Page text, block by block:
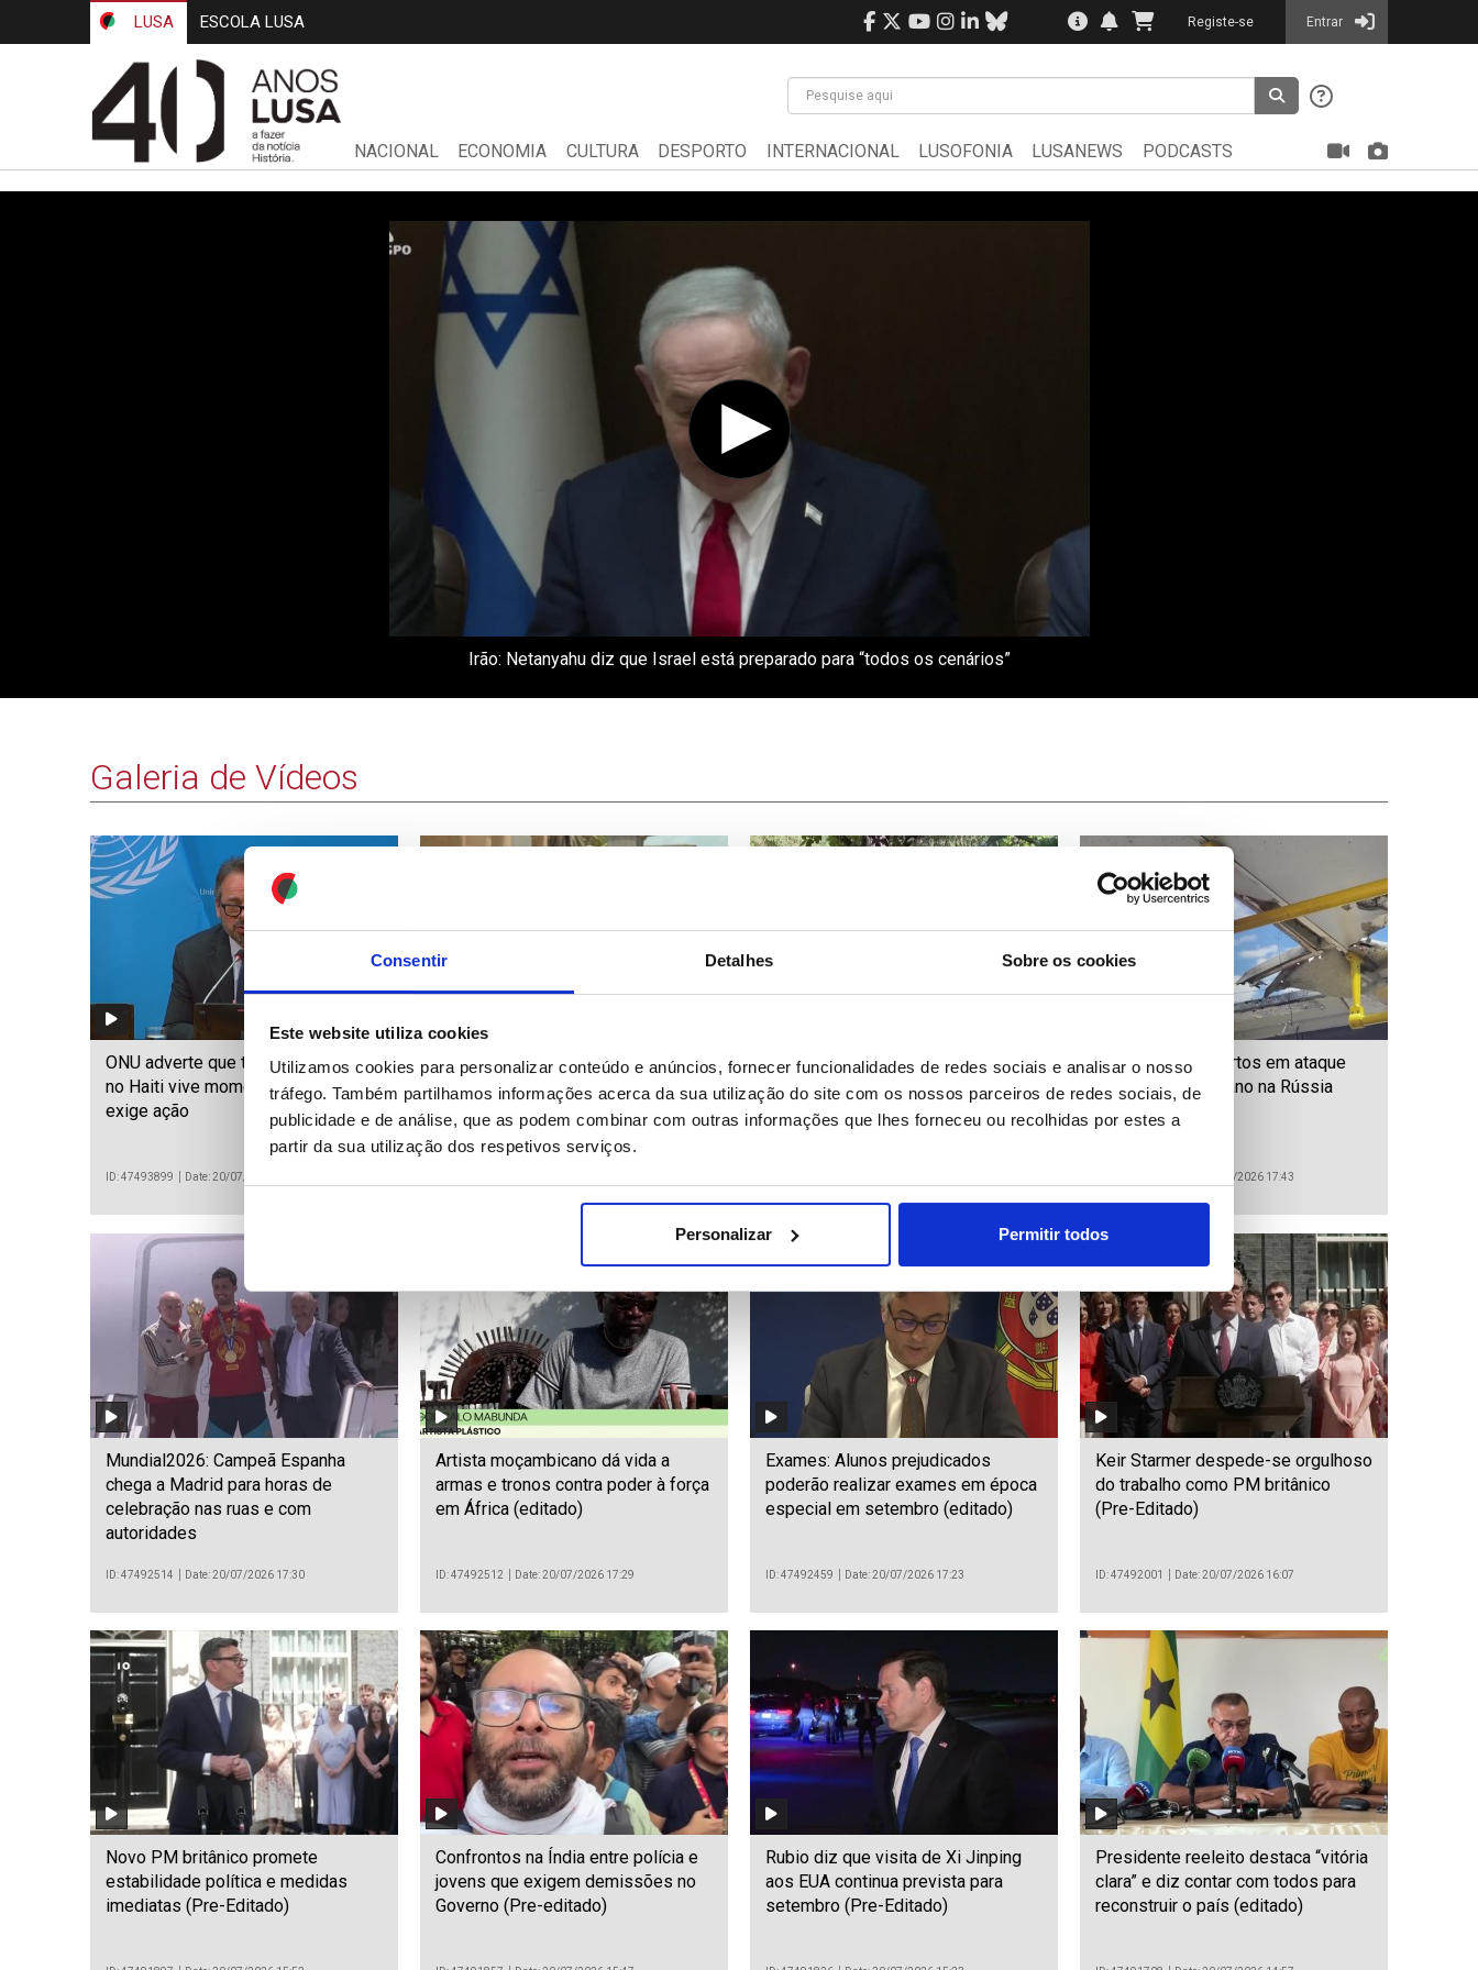
Consentir Detalhes Sobre os cookies
Este website utiliza cookies
Utilizamos cookies para personalizar conteúdo e anúncios, fornecer funcionalidades de redes sociais e analisar o nosso
tráfego. Também partilhamos informações acerca da sua utilização do site com os nossos parceiros de redes sociais, de
publicidade e de análise, que as podem combinar com outras informações que lhes forneceu ou recolhidas por estes a
partir da sua utilização dos respetivos serviços.
Personalizar Permitir todos
LUSA ESCOLA LUSA Registe-se Entrar
NACIONAL ECONOMIA CULTURA DESPORTO INTERNACIONAL LUSOFONIA LUSANEWS PODCASTS
Irão: Netanyahu diz que Israel está preparado para “todos os cenários”
Galeria de Vídeos
ONU adverte que transição política
no Haiti vive momento crítico e
exige ação
ID: 47493899 Date: 20/07/2026 22:11
Irmãos Tate lutam contra extradição
para Reino Unido após novas
acusações de crimes sexuais
Mundial2026: Felipe VI recebe e
congratula seleção espanhola pela
conquista do Mundial
Ucrânia: Cinco mortos em ataque
com drone ucraniano na Rússia
Date: 20/07/2026 17:43
Mundial2026: Campeã Espanha
chega a Madrid para horas de
celebração nas ruas e com
autoridades
ID: 47492514 Date: 20/07/2026 17:30
Artista moçambicano dá vida a
armas e tronos contra poder à força
em África (editado)
ID: 47492512 Date: 20/07/2026 17:29
Exames: Alunos prejudicados
poderão realizar exames em época
especial em setembro (editado)
ID: 47492459 Date: 20/07/2026 17:23
Keir Starmer despede-se orgulhoso
do trabalho como PM britânico
(Pre-Editado)
ID: 47492001 Date: 20/07/2026 16:07
Novo PM britânico promete
estabilidade política e medidas
imediatas (Pre-Editado)
Confrontos na Índia entre polícia e
jovens que exigem demissões no
Governo (Pre-editado)
Rubio diz que visita de Xi Jinping
aos EUA continua prevista para
setembro (Pre-Editado)
Presidente reeleito destaca “vitória
clara” e diz contar com todos para
reconstruir o país (editado)